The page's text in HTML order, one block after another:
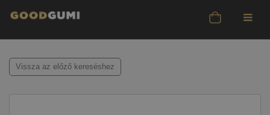
Vissza az előző kereséshez